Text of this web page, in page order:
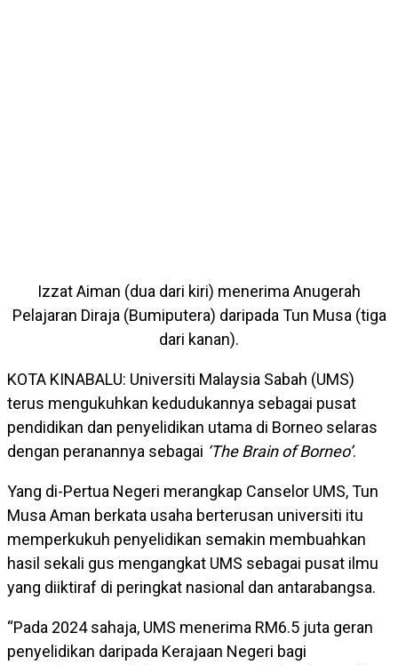
Izzat Aiman (dua dari kiri) menerima Anugerah
Pelajaran Diraja (Bumiputera) daripada Tun Musa (tiga
dari kanan).
KOTA KINABALU: Universiti Malaysia Sabah (UMS)
terus mengukuhkan kedudukannya sebagai pusat
pendidikan dan penyelidikan utama di Borneo selaras
dengan peranannya sebagai ‘The Brain of Borneo’.
Yang di-Pertua Negeri merangkap Canselor UMS, Tun
Musa Aman berkata usaha berterusan universiti itu
memperkukuh penyelidikan semakin membuahkan
hasil sekali gus mengangkat UMS sebagai pusat ilmu
yang diiktiraf di peringkat nasional dan antarabangsa.
“Pada 2024 sahaja, UMS menerima RM6.5 juta geran
penyelidikan daripada Kerajaan Negeri bagi